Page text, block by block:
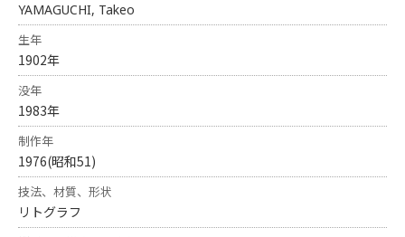
YAMAGUCHI, Takeo
生年
1902年
没年
1983年
制作年
1976(昭和51)
技法、材質、形状
リトグラフ